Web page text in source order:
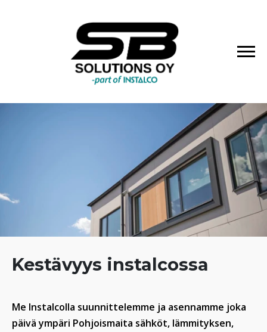
Kestävyys instalcossa
Me Instalcolla suunnittelemme ja asennamme joka
päivä ympäri Pohjoismaita sähköt, lämmityksen,